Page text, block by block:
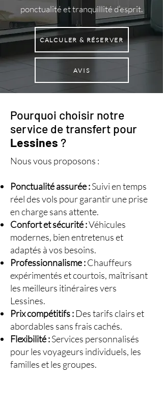
ponctualité et tranquillité d’esprit.
CALCULER & RÉSERVER
AVIS
Pourquoi choisir notre
service de transfert pour
Lessines ?
Nous vous proposons :
Ponctualité assurée :Suivi en temps
réel des vols pour garantir une prise
en charge sans attente.
Confort et sécurité :Véhicules
modernes, bien entretenus et
adaptés à vos besoins.
Professionnalisme :Chauffeurs
expérimentés et courtois, maîtrisant
les meilleurs itinéraires vers
Lessines.
Prix compétitifs :Des tarifs clairs et
abordables sans frais cachés.
Flexibilité :Services personnalisés
pour les voyageurs individuels, les
familles et les groupes.